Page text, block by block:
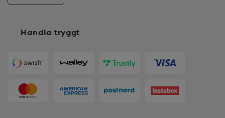
Handla tryggt